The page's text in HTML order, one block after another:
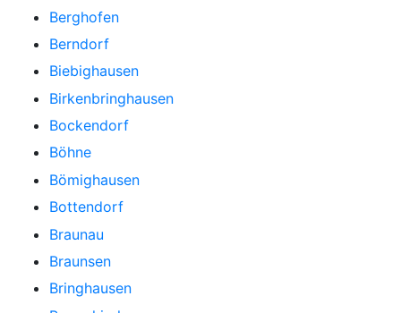
Berghofen
Berndorf
Biebighausen
Birkenbringhausen
Bockendorf
Böhne
Bömighausen
Bottendorf
Braunau
Braunsen
Bringhausen